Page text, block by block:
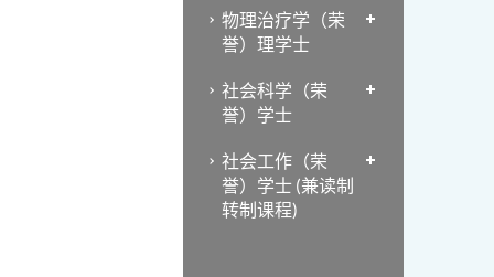
物理治疗学（荣
誉）理学士
社会科学（荣
誉）学士
社会工作（荣
誉）学士 (兼读制
转制课程)